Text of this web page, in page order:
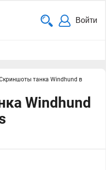
Войти
танка Windhund в
Windhund